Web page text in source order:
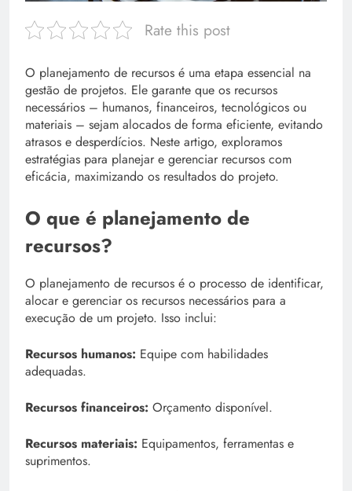
Rate this post
O planejamento de recursos é uma etapa essencial na
gestão de projetos. Ele garante que os recursos
necessários – humanos, financeiros, tecnológicos ou
materiais – sejam alocados de forma eficiente, evitando
atrasos e desperdícios. Neste artigo, exploramos
estratégias para planejar e gerenciar recursos com
eficácia, maximizando os resultados do projeto.
O que é planejamento de
recursos?
O planejamento de recursos é o processo de identificar,
alocar e gerenciar os recursos necessários para a
execução de um projeto. Isso inclui:
Recursos humanos: Equipe com habilidades
adequadas.
Recursos financeiros: Orçamento disponível.
Recursos materiais: Equipamentos, ferramentas e
suprimentos.